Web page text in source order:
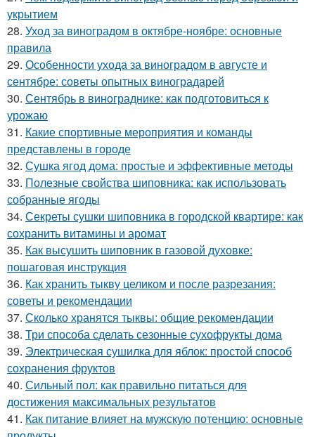
укрытием
28. Уход за виноградом в октябре-ноябре: основные
правила
29. Особенности ухода за виноградом в августе и
сентябре: советы опытных виноградарей
30. Сентябрь в винограднике: как подготовиться к
урожаю
31. Какие спортивные мероприятия и команды
представлены в городе
32. Сушка ягод дома: простые и эффективные методы
33. Полезные свойства шиповника: как использовать
собранные ягоды
34. Секреты сушки шиповника в городской квартире: как
сохранить витамины и аромат
35. Как высушить шиповник в газовой духовке:
пошаговая инструкция
36. Как хранить тыкву целиком и после разрезания:
советы и рекомендации
37. Сколько хранятся тыквы: общие рекомендации
38. Три способа сделать сезонные сухофрукты дома
39. Электрическая сушилка для яблок: простой способ
сохранения фруктов
40. Сильный пол: как правильно питаться для
достижения максимальных результатов
41. Как питание влияет на мужскую потенцию: основные